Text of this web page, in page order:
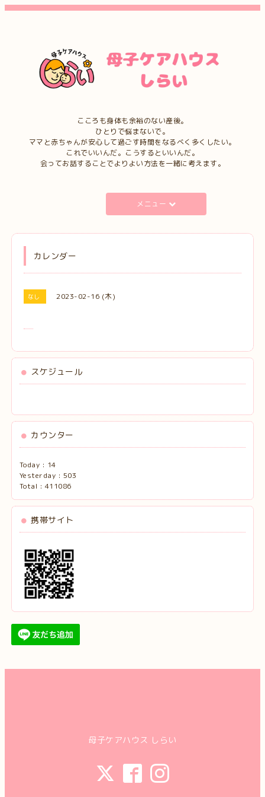
こころも身体も余裕のない産後。
ひとりで悩まないで。
ママと赤ちゃんが安心して過ごす時間をなるべく多くしたい。
これでいいんだ。こうするといいんだ。
会ってお話することでよりよい方法を一緒に考えます。
メニュー
カレンダー
なし 2023-02-16 (木)
スケジュール
カウンター
Today : 14
Yesterday : 503
Total : 411086
携帯サイト
母子ケアハウス しらい